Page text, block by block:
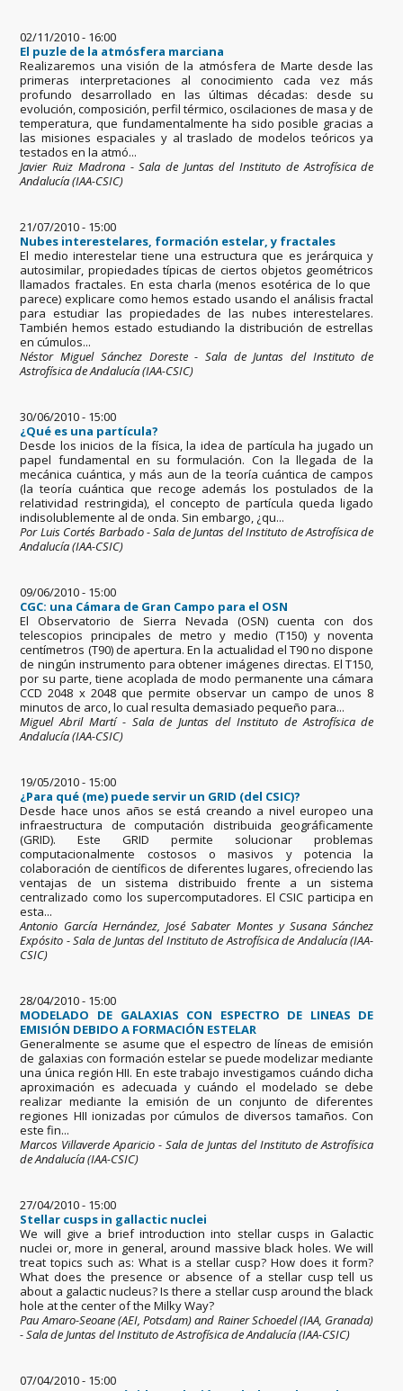
02/11/2010 - 16:00
El puzle de la atmósfera marciana
Realizaremos una visión de la atmósfera de Marte desde las
primeras interpretaciones al conocimiento cada vez más
profundo desarrollado en las últimas décadas: desde su
evolución, composición, perfil térmico, oscilaciones de masa y de
temperatura, que fundamentalmente ha sido posible gracias a
las misiones espaciales y al traslado de modelos teóricos ya
testados en la atmó...
Javier Ruiz Madrona - Sala de Juntas del Instituto de Astrofísica de
Andalucía (IAA-CSIC)
21/07/2010 - 15:00
Nubes interestelares, formación estelar, y fractales
El medio interestelar tiene una estructura que es jerárquica y
autosimilar, propiedades típicas de ciertos objetos geométricos
llamados fractales. En esta charla (menos esotérica de lo que
parece) explicare como hemos estado usando el análisis fractal
para estudiar las propiedades de las nubes interestelares.
También hemos estado estudiando la distribución de estrellas
en cúmulos...
Néstor Miguel Sánchez Doreste - Sala de Juntas del Instituto de
Astrofísica de Andalucía (IAA-CSIC)
30/06/2010 - 15:00
¿Qué es una partícula?
Desde los inicios de la física, la idea de partícula ha jugado un
papel fundamental en su formulación. Con la llegada de la
mecánica cuántica, y más aun de la teoría cuántica de campos
(la teoría cuántica que recoge además los postulados de la
relatividad restringida), el concepto de partícula queda ligado
indisolublemente al de onda. Sin embargo, ¿qu...
Por Luis Cortés Barbado - Sala de Juntas del Instituto de Astrofísica de
Andalucía (IAA-CSIC)
09/06/2010 - 15:00
CGC: una Cámara de Gran Campo para el OSN
El Observatorio de Sierra Nevada (OSN) cuenta con dos
telescopios principales de metro y medio (T150) y noventa
centímetros (T90) de apertura. En la actualidad el T90 no dispone
de ningún instrumento para obtener imágenes directas. El T150,
por su parte, tiene acoplada de modo permanente una cámara
CCD 2048 x 2048 que permite observar un campo de unos 8
minutos de arco, lo cual resulta demasiado pequeño para...
Miguel Abril Martí - Sala de Juntas del Instituto de Astrofísica de
Andalucía (IAA-CSIC)
19/05/2010 - 15:00
¿Para qué (me) puede servir un GRID (del CSIC)?
Desde hace unos años se está creando a nivel europeo una
infraestructura de computación distribuida geográficamente
(GRID). Este GRID permite solucionar problemas
computacionalmente costosos o masivos y potencia la
colaboración de científicos de diferentes lugares, ofreciendo las
ventajas de un sistema distribuido frente a un sistema
centralizado como los supercomputadores. El CSIC participa en
esta...
Antonio García Hernández, José Sabater Montes y Susana Sánchez
Expósito - Sala de Juntas del Instituto de Astrofísica de Andalucía (IAA-
CSIC)
28/04/2010 - 15:00
MODELADO DE GALAXIAS CON ESPECTRO DE LINEAS DE
EMISIÓN DEBIDO A FORMACIÓN ESTELAR
Generalmente se asume que el espectro de líneas de emisión
de galaxias con formación estelar se puede modelizar mediante
una única región HII. En este trabajo investigamos cuándo dicha
aproximación es adecuada y cuándo el modelado se debe
realizar mediante la emisión de un conjunto de diferentes
regiones HII ionizadas por cúmulos de diversos tamaños. Con
este fin...
Marcos Villaverde Aparicio - Sala de Juntas del Instituto de Astrofísica
de Andalucía (IAA-CSIC)
27/04/2010 - 15:00
Stellar cusps in gallactic nuclei
We will give a brief introduction into stellar cusps in Galactic
nuclei or, more in general, around massive black holes. We will
treat topics such as: What is a stellar cusp? How does it form?
What does the presence or absence of a stellar cusp tell us
about a galactic nucleus? Is there a stellar cusp around the black
hole at the center of the Milky Way?
Pau Amaro-Seoane (AEI, Potsdam) and Rainer Schoedel (IAA, Granada)
- Sala de Juntas del Instituto de Astrofísica de Andalucía (IAA-CSIC)
07/04/2010 - 15:00